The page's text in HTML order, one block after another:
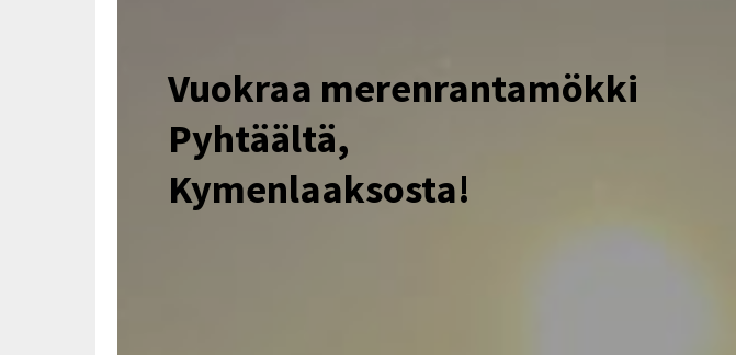
Vuokraa merenrantamökki
Pyhtäältä,
Kymenlaaksosta!